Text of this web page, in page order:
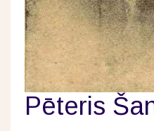
Pēteris